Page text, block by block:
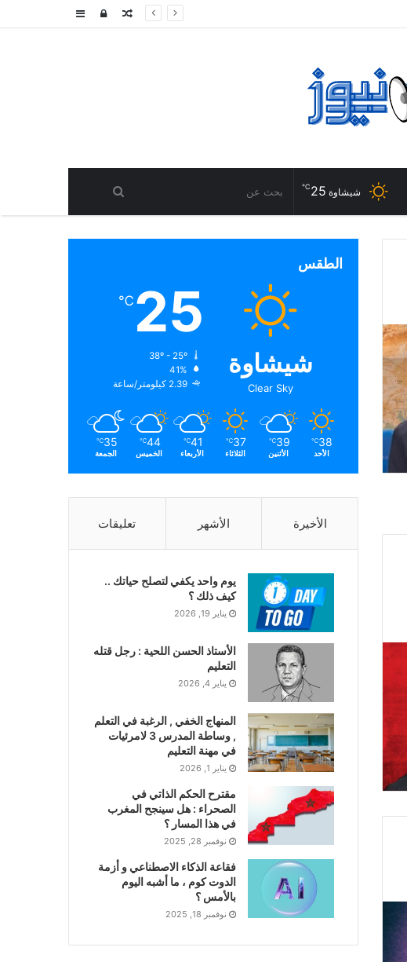
إضافةتسجيلمقال
شيشاوة 25
℃
الطقس
شيشاوة
Clear Sky
25
℃
الرطوبة:
الرياح:
38
℃
الأحد
39
℃
الأثنين
37
℃
الثلاثاء
41
℃
الأربعاء
44
℃
الخميس
35
℃
الجمعة
الأخيرة الأشهر تعليقات
يوم واحد يكفي لتصلح حياتك ..
كيف ذلك ؟
يناير 19, 2026
الأستاذ الحسن اللحية : رجل قتله
التعليم
يناير 4, 2026
المنهاج الخفي , الرغبة في التعلم
, وساطة المدرس 3 لامرئيات
في مهنة التعليم
يناير 1, 2026
مقترح الحكم الذاتي في
الصحراء : هل سينجح المغرب
في هذا المسار ؟
نوفمبر 28, 2025
فقاعة الذكاء الاصطناعي و أزمة
الدوت كوم ، ما أشبه اليوم
بالأمس ؟
نوفمبر 18, 2025